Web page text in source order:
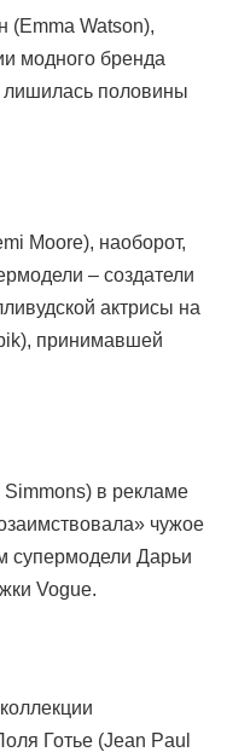
(Emma Watson),
модного бренда
лишилась половины
Moore), наоборот,
– создатели
актрисы на
принимавшей
в рекламе
чужое
супермодели Дарьи
Vogue.
Готье (Jean Paul